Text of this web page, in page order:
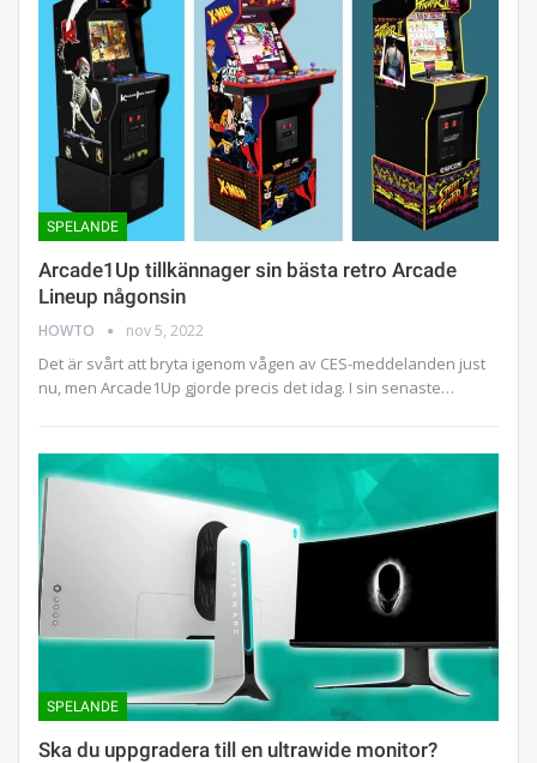
SPELANDE
Arcade1Up tillkännager sin bästa retro Arcade
Lineup någonsin
HOWTO nov 5, 2022
Det är svårt att bryta igenom vågen av CES-meddelanden just
nu, men Arcade1Up gjorde precis det idag. I sin senaste…
SPELANDE
Ska du uppgradera till en ultrawide monitor?